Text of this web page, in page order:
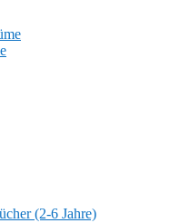
(2-6 Jahre)